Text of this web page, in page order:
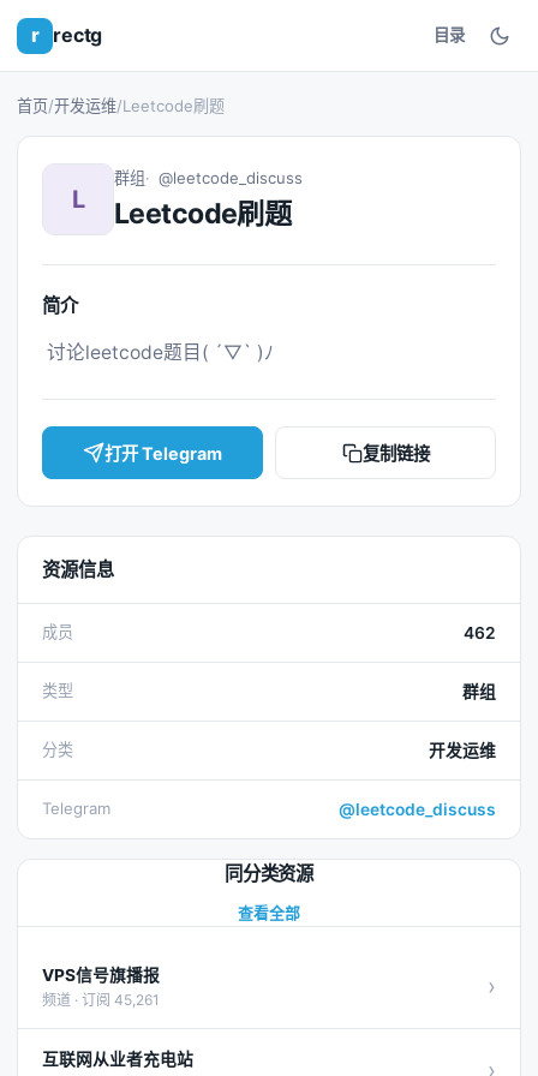
r rectg 目录
首页/开发运维/Leetcode刷题
L
群组 @leetcode_discuss
Leetcode刷题
简介
讨论leetcode题目( ´▽` )ﾉ
打开 Telegram 复制链接
资源信息
成员 462
类型 群组
分类 开发运维
Telegram @leetcode_discuss
同分类资源
查看全部
VPS信号旗播报
频道 · 订阅 45,261 ›
互联网从业者充电站 ›